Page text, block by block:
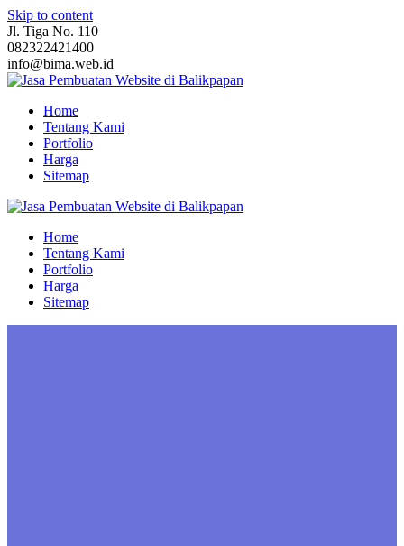
Skip to content
Jl. Tiga No. 110
082322421400
info@bima.web.id
Home
Tentang Kami
Portfolio
Harga
Sitemap
Home
Tentang Kami
Portfolio
Harga
Sitemap